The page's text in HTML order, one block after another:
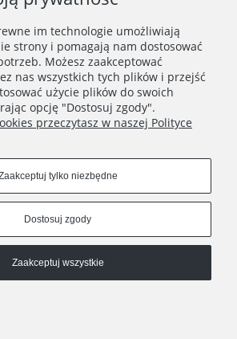
ul. Poznańska 24
Godziny otwarcia
im technologie umożliwiają
strony i pomagają nam dostosować
Możesz zaakceptować
nas wszystkich tych plików i przejść
użycie plików do swoich
opcję "Dostosuj zgody".
przeczytasz w naszej Polityce
tylko niezbędne
Dostosuj zgody
Zaakceptuj wszystkie